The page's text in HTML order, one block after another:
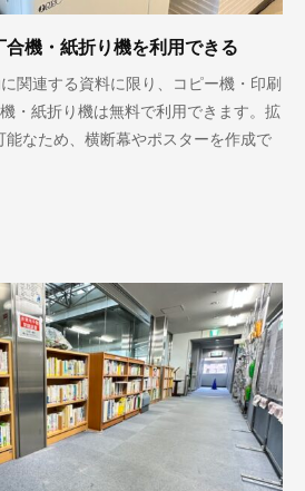
機・紙折り機を利用できる
関連する資料に限り、コピー機・印刷
・紙折り機は無料で利用できます。拡
なため、横断幕やポスターを作成で